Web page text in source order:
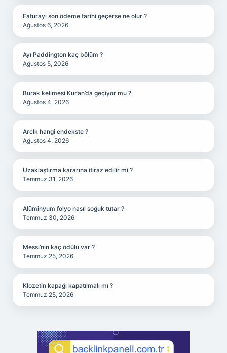
Faturayı son ödeme tarihi geçerse ne olur ?
Ağustos 6, 2026
Ayı Paddington kaç bölüm ?
Ağustos 5, 2026
Burak kelimesi Kur’an’da geçiyor mu ?
Ağustos 4, 2026
Arclk hangi endekste ?
Ağustos 4, 2026
Uzaklaştırma kararına itiraz edilir mi ?
Temmuz 31, 2026
Alüminyum folyo nasıl soğuk tutar ?
Temmuz 30, 2026
Messi’nin kaç ödülü var ?
Temmuz 25, 2026
Klozetin kapağı kapatılmalı mı ?
Temmuz 25, 2026